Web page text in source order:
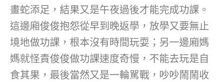
畫蛇添足，結果又是午夜過後才能完成功課。
這邊廂俊俊抱怨從早到晚返學，放學又要無止
境地做功課，根本沒有時間玩耍；另一邊廂媽
媽就怪責俊俊做功課速度奇慢，不能去玩是自
食其果，最後當然又是一輪駡戰，吵吵鬧鬧收